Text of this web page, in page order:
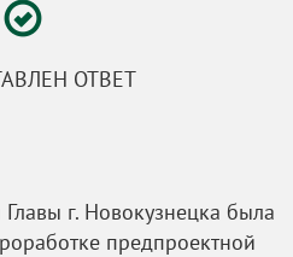
ОТВЕТ
г. Новокузнецка была
предпроектной